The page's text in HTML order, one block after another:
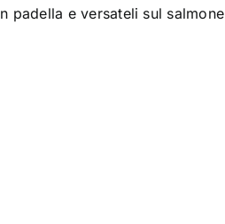
padella e versateli sul salmone